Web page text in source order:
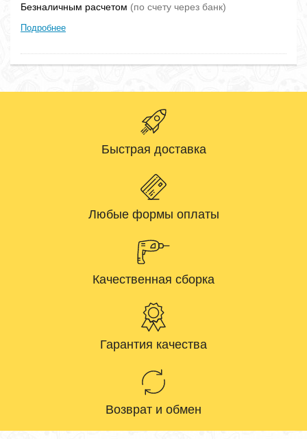
Безналичным расчетом (по счету через банк)
Подробнее
Быстрая доставка
Любые формы оплаты
Качественная сборка
Гарантия качества
Возврат и обмен